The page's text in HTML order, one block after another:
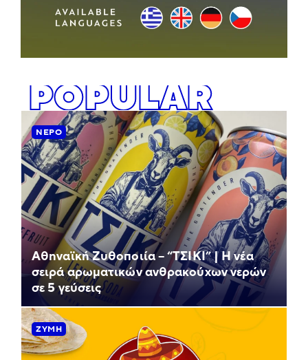
POPULAR
ΝΕΡΌ
Αθηναϊκή Ζυθοποιία – “ΤΣΙΚΙ” | Η νέα
σειρά αρωματικών ανθρακούχων νερών
σε 5 γεύσεις
ΖΎΜΗ